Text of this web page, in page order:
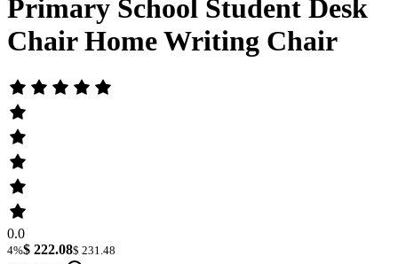
Primary School Student Desk
Chair Home Writing Chair
0.0
4%$ 222.08$ 231.48